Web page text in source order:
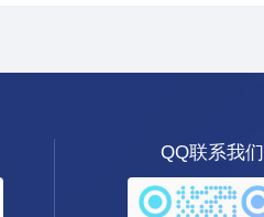
QQ联系我们